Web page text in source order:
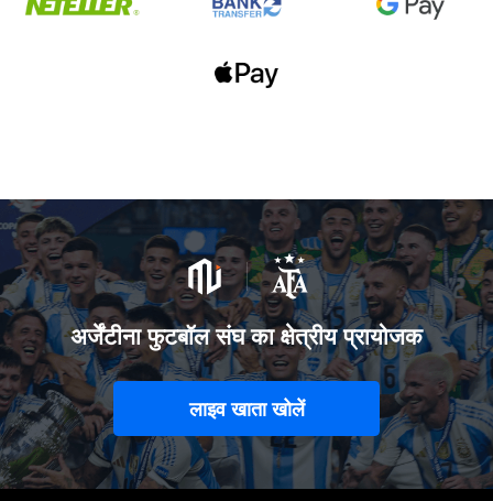
अर्जेंटीना फुटबॉल संघ का क्षेत्रीय प्रायोजक
लाइव खाता खोलें